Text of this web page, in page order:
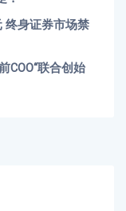
终身证券市场禁
COO“联合创始